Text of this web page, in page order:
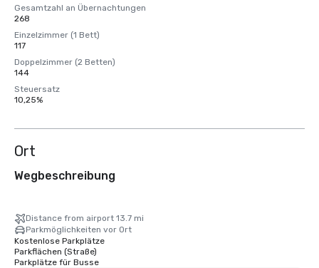
Gesamtzahl an Übernachtungen
268
Einzelzimmer (1 Bett)
117
Doppelzimmer (2 Betten)
144
Steuersatz
10,25%
Ort
Wegbeschreibung
Distance from airport 13.7 mi
Parkmöglichkeiten vor Ort
Kostenlose Parkplätze
Parkflächen (Straße)
Parkplätze für Busse